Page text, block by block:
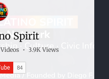
Spirit
Videos • 3.9K Views